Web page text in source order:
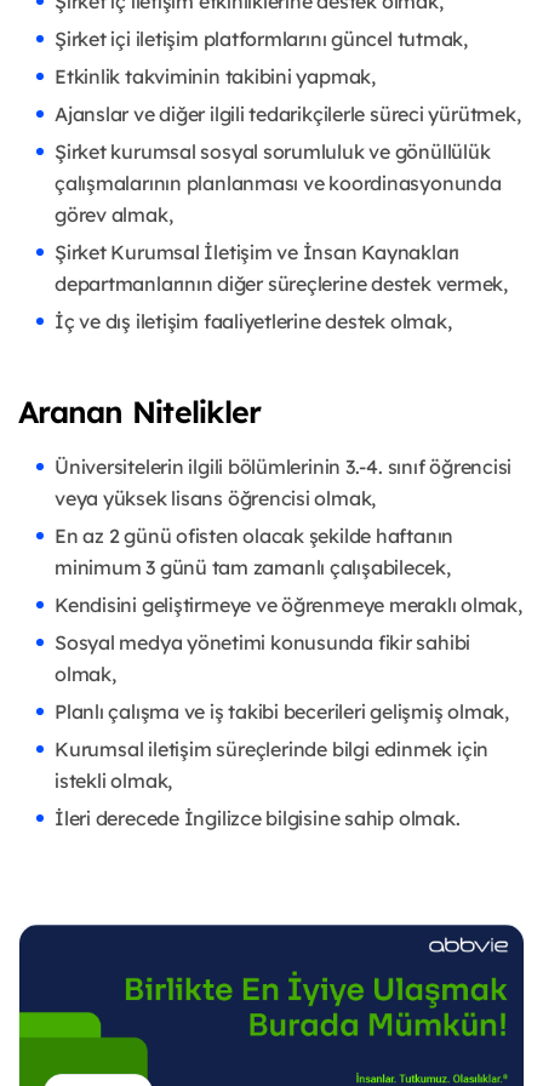
Şirket içi iletişim platformlarını güncel tutmak,
Etkinlik takviminin takibini yapmak,
Ajanslar ve diğer ilgili tedarikçilerle süreci yürütmek,
Şirket kurumsal sosyal sorumluluk ve gönüllülük
çalışmalarının planlanması ve koordinasyonunda
görev almak,
Şirket Kurumsal İletişim ve İnsan Kaynakları
departmanlarının diğer süreçlerine destek vermek,
İç ve dış iletişim faaliyetlerine destek olmak,
Aranan Nitelikler
Üniversitelerin ilgili bölümlerinin 3.-4. sınıf öğrencisi
veya yüksek lisans öğrencisi olmak,
En az 2 günü ofisten olacak şekilde haftanın
minimum 3 günü tam zamanlı çalışabilecek,
Kendisini geliştirmeye ve öğrenmeye meraklı olmak,
Sosyal medya yönetimi konusunda fikir sahibi
olmak,
Planlı çalışma ve iş takibi becerileri gelişmiş olmak,
Kurumsal iletişim süreçlerinde bilgi edinmek için
istekli olmak,
İleri derecede İngilizce bilgisine sahip olmak.